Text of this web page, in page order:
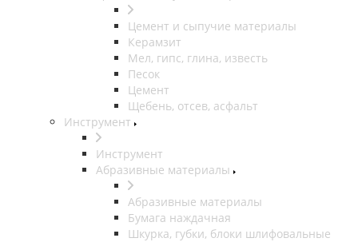
Цемент и сыпучие материалы
Керамзит
Мел, гипс, глина, известь
Песок
Цемент
Щебень, отсев, асфальт
Инструмент
Инструмент
Абразивные материалы
Абразивные материалы
Бумага наждачная
Шкурка, губки, блоки шлифовальные